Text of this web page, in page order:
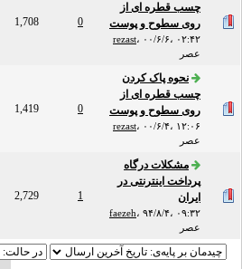
چسب قطره ای از
روی سطوح و پوست
rezast، ۰۰/۶/۶، ۰۲:۴۲
عصر
0
1,708
نحوه پاک کردن
چسب قطره ای از
روی سطوح و پوست
rezast، ۰۰/۶/۴، ۱۲:۰۶
عصر
0
1,419
مشکلات درگاه
پرداخت اینترنتی در
ایران
faezeh، ۹۴/۸/۴، ۰۹:۳۲
عصر
1
2,729